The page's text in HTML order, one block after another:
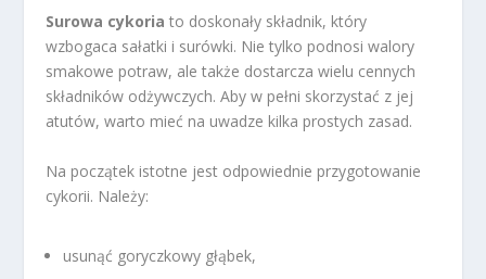
Surowa cykoria to doskonały składnik, który
wzbogaca sałatki i surówki. Nie tylko podnosi walory
smakowe potraw, ale także dostarcza wielu cennych
składników odżywczych. Aby w pełni skorzystać z jej
atutów, warto mieć na uwadze kilka prostych zasad.
Na początek istotne jest odpowiednie przygotowanie
cykorii. Należy:
usunąć goryczkowy głąbek,